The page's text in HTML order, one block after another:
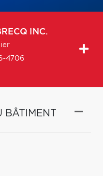
INC.
4706
BÂTIMENT